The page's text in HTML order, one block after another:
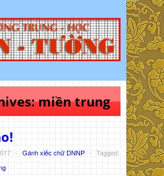
miền trung
- Gánh xiếc chữ DNNP - Tagged: